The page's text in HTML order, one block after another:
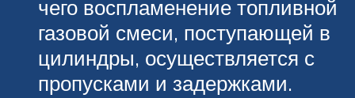
чего воспламенение топливной
газовой смеси, поступающей в
цилиндры, осуществляется с
пропусками и задержками.